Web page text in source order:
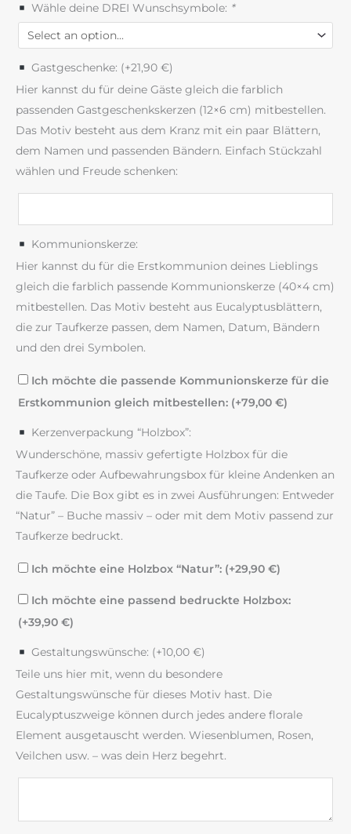
Wähle deine DREI Wunschsymbole: *
Gastgeschenke: (+21,90 €)
Hier kannst du für deine Gäste gleich die farblich
passenden Gastgeschenkskerzen (12×6 cm) mitbestellen.
Das Motiv besteht aus dem Kranz mit ein paar Blättern,
dem Namen und passenden Bändern. Einfach Stückzahl
wählen und Freude schenken:
Kommunionskerze:
Hier kannst du für die Erstkommunion deines Lieblings
gleich die farblich passende Kommunionskerze (40×4 cm)
mitbestellen. Das Motiv besteht aus Eucalyptusblättern,
die zur Taufkerze passen, dem Namen, Datum, Bändern
und den drei Symbolen.
Ich möchte die passende Kommunionskerze für die
Erstkommunion gleich mitbestellen: (+79,00 €)
Kerzenverpackung “Holzbox”:
Wunderschöne, massiv gefertigte Holzbox für die
Taufkerze oder Aufbewahrungsbox für kleine Andenken an
die Taufe. Die Box gibt es in zwei Ausführungen: Entweder
“Natur” – Buche massiv – oder mit dem Motiv passend zur
Taufkerze bedruckt.
Ich möchte eine Holzbox “Natur”: (+29,90 €)
Ich möchte eine passend bedruckte Holzbox:
(+39,90 €)
Gestaltungswünsche: (+10,00 €)
Teile uns hier mit, wenn du besondere
Gestaltungswünsche für dieses Motiv hast. Die
Eucalyptuszweige können durch jedes andere florale
Element ausgetauscht werden. Wiesenblumen, Rosen,
Veilchen usw. – was dein Herz begehrt.